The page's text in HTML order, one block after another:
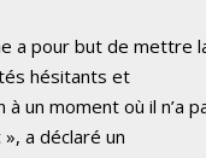
a pour but de mettre
hésitants et
à un moment où il n’a
a déclaré un